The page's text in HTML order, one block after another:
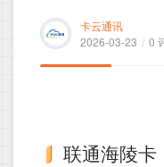
卡云通讯
2026-03-23 / 0
联通海陵卡